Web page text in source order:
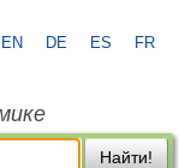
EN DE ES FR
Найти!